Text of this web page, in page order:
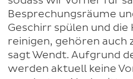
Besprechungsräume
Geschirr spülen und
reinigen, gehören auch
sagt Wendt. Aufgrund
werden aktuell keine